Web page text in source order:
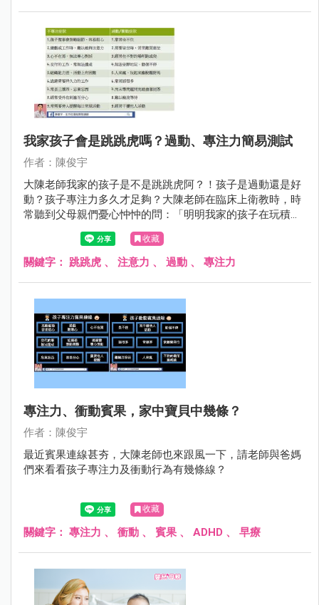
我家孩子會是跳跳虎嗎？過動、專注力簡易測試
作者：陳俊宇
大陳老師我家的孩子是不是跳跳虎阿？！孩子是過動還是好
動？孩子專注力多久才足夠？大陳老師在臨床上衛教時，時
常聽到父母親們憂心忡忡的問：「明明我家的孩子在玩積木
時可以很專心，但在學校老師一直說他靜不下來，真的很讓
我困擾，我家的孩子到底有沒有問題啊？」
收藏
關鍵字： 跳跳虎 、 注意力 、 過動 、 專注力
專注力、衝動賓果，家中寶貝中幾條？
作者：陳俊宇
最近賓果連線甚夯，大陳老師也來跟風一下，請老師與爸媽
們來看看孩子專注力及衝動行為有幾條線？
收藏
關鍵字： 專注力 、 衝動 、 賓果 、 ADHD 、 早療